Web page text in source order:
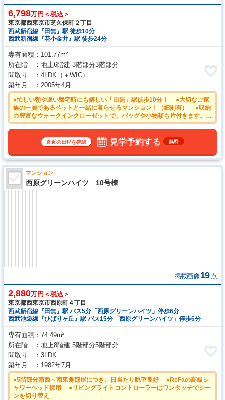
6,798万円＜税込＞
東京都西東京市芝久保町２丁目
西武新宿線『田無』駅 徒歩10分
西武新宿線『花小金井』駅 徒歩24分
専有面積
101.77m²
所在階
地上6階建 3階部分3階部分
間取り
4LDK （＋WIC）
築年月
2005年4月
●忙しい朝や遅い帰宅時にも嬉しい「田無」駅徒歩10分！ ●大切なご家
族の一員であるペットと一緒に暮らせるマンション！（細則有） ●収納
力豊富なウォークインクローゼットで、バッグや小物類も片付きます。
●キッチンには家事時間を短縮する食洗機付き ●雨の日の強い味方！浴
床暖房があるので足元ぽかぽか、家族の集まる空間を暖めます。
直近の日程を確認 見学予約する 無料
マンション
西原グリーンハイツ 10号棟
掲載画像 19 点
2,880万円＜税込＞
東京都西東京市西原町４丁目
西武新宿線『田無』駅 バス5分「西原グリーンハイツ」停歩6分
西武池袋線『ひばりヶ丘』駅 バス15分「西原グリーンハイツ」停歩6分
専有面積
74.49m²
所在階
地上8階建 5階部分5階部分
間取り
3LDK
築年月
1982年7月
●5階部分南西～南東角部屋につき、日当たり眺望良好 ●ReFaの高級シ
ャワーヘッド採用 ●リビングライトコントローラーはワンタッチでシー
ンを切り替え